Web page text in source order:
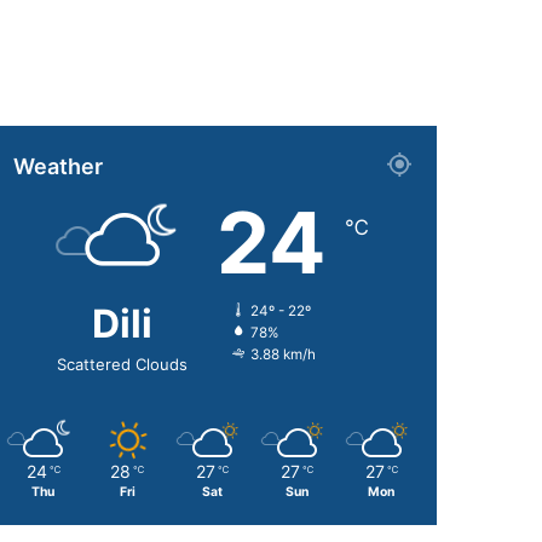
Weather
Dili
Scattered Clouds
24 ℃
24º - 22º
78%
3.88 km/h
24 ℃
Thu
28 ℃
Fri
27 ℃
Sat
27 ℃
Sun
27 ℃
Mon